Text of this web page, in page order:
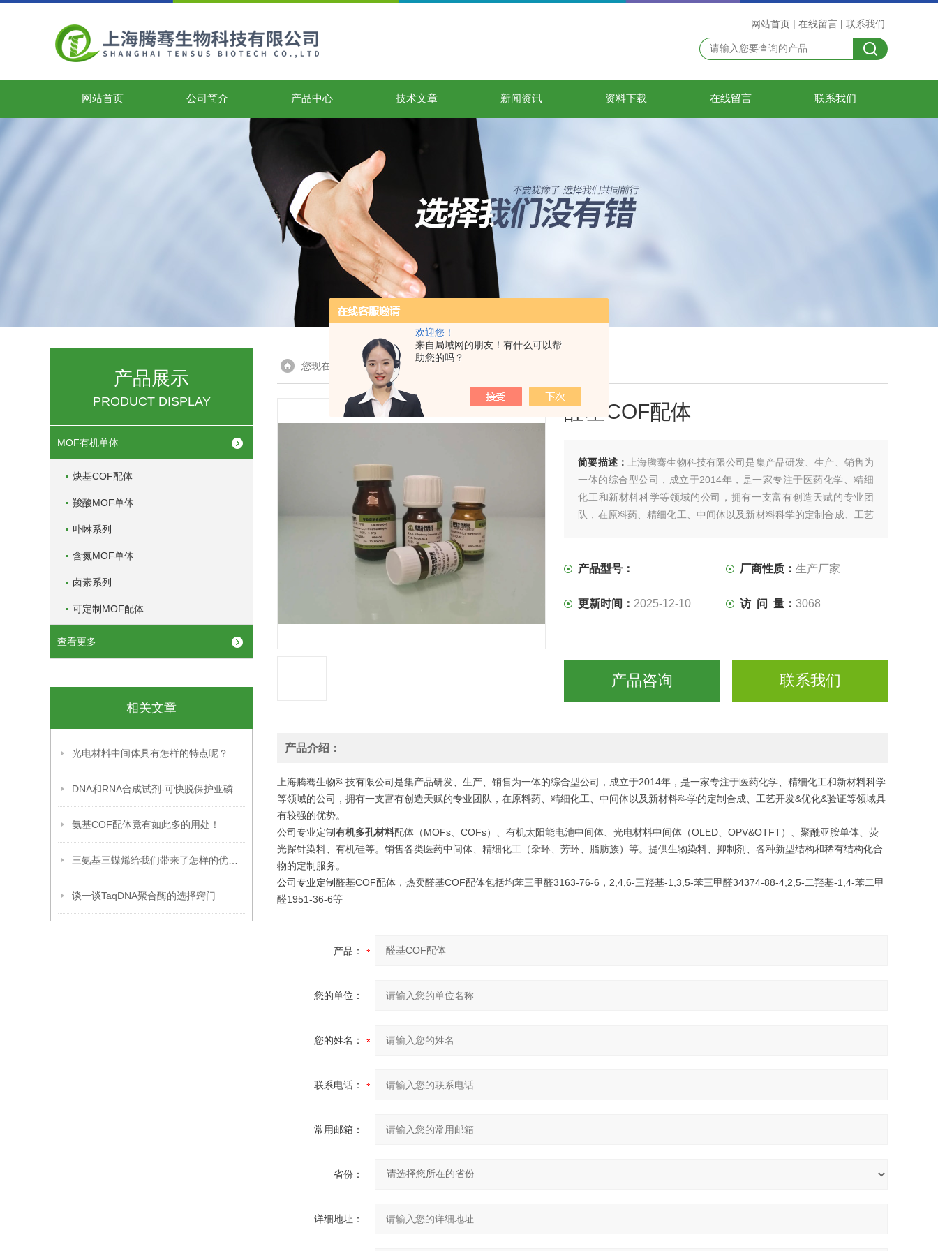
欢迎您！
来自局域网的朋友！有什么可以帮
助您的吗？
网站首页 | 在线留言 | 联系我们
网站首页 公司简介 产品中心 技术文章 新闻资讯 资料下载 在线留言 联系我们
产品展示
PRODUCT DISPLAY
MOF有机单体
炔基COF配体
羧酸MOF单体
卟啉系列
含氮MOF单体
卤素系列
可定制MOF配体
查看更多
相关文章
光电材料中间体具有怎样的特点呢？
氨基COF配体竟有如此多的用处！
谈一谈TaqDNA聚合酶的选择窍门
您现在的位置：首页> 产品展示 > >
醛基COF配体
简要描述：
上海腾骞生物科技有限公司是集产品研发、生产、销售为
一体的综合型公司，成立于2014年，是一家专注于医药化学、精细
化工和新材料科学等领域的公司，拥有一支富有创造天赋的专业团
队，在原料药、精细化工、中间体以及新材料科学的定制合成、工艺
产品型号： 厂商性质：生产厂家
更新时间： 2025-12-10 访 问 量：3068
产品咨询 联系我们
产品介绍：
上海腾骞生物科技有限公司是集产品研发、生产、销售为一体的综合型公司，成立于2014年，是一家专注于医药化学、精细化工和新材料科学
等领域的公司，拥有一支富有创造天赋的专业团队，在原料药、精细化工、中间体以及新材料科学的定制合成、工艺开发&优化&验证等领域具
有较强的优势。
公司专业定制有机多孔材料配体（MOFs、COFs）、有机太阳能电池中间体、光电材料中间体（OLED、OPV&OTFT）、聚酰亚胺单体、荧
光探针染料、有机硅等。销售各类医药中间体、精细化工（杂环、芳环、脂肪族）等。提供生物染料、抑制剂、各种新型结构和稀有结构化合
物的定制服务。
公司专业定制醛基COF配体，热卖醛基COF配体包括均苯三甲醛3163-76-6，2,4,6-三羟基-1,3,5-苯三甲醛34374-88-4,2,5-二羟基-1,4-苯二甲
醛1951-36-6等
产品：
您的单位：
您的姓名：
联系电话：
常用邮箱：
省份：
详细地址：